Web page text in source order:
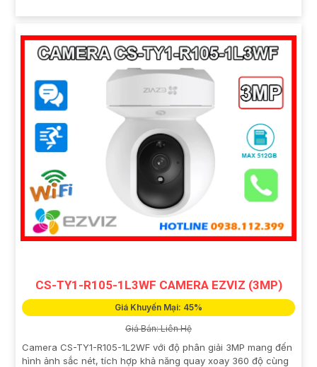
CS-TY1-R105-1L3WF CAMERA EZVIZ (3MP)
Giá Khuyến Mại: 45%
Giá Bán: Liên Hệ
Camera CS-TY1-R105-1L2WF với độ phân giải 3MP mang đến
hình ảnh sắc nét, tích hợp khả năng quay xoay 360 độ cùng